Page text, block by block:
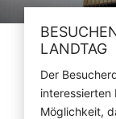
LANDTAG
Der
interessierten
Möglichkeit,